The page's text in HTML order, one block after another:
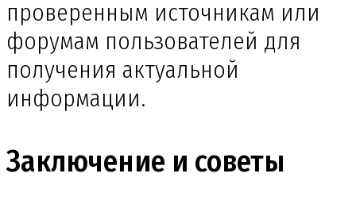
проверенным источникам или
форумам пользователей для
получения актуальной
информации.
Заключение и советы